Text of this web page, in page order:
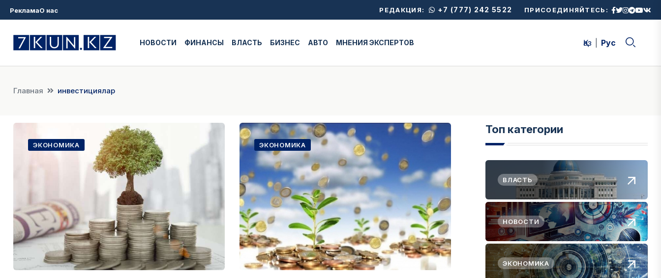
РекламаО нас РЕДАКЦИЯ: +7 (777) 242 5522 ПРИСОЕДИНЯЙТЕСЬ:
НОВОСТИ ФИНАНСЫ ВЛАСТЬ БИЗНЕС АВТО МНЕНИЯ ЭКСПЕРТОВ Қаз Рус
Главная инвестициялар
ЭКОНОМИКА ЭКОНОМИКА
Топ категории
ВЛАСТЬ
НОВОСТИ
ЭКОНОМИКА